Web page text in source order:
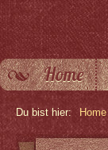
Home
Du bist hier: Home